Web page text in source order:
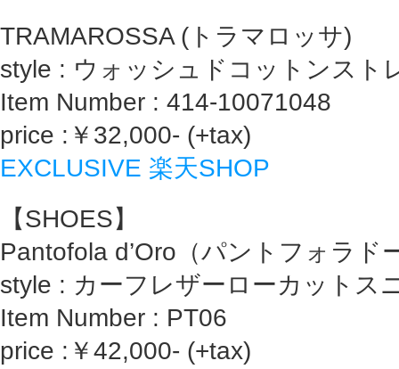
TRAMAROSSA (トラマロッサ)
style : ウォッシュドコットンスト
Item Number : 414-10071048
price :￥32,000- (+tax)
EXCLUSIVE 楽天SHOP
【SHOES】
Pantofola d’Oro（パントフォラド
style : カーフレザーローカットス
Item Number : PT06
price :￥42,000- (+tax)